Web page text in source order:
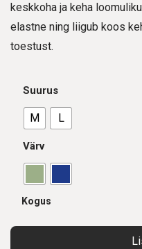
keskkoha ja keha
elastne ning liigub koos
toestust.
Suurus
M L
Värv
Kogus